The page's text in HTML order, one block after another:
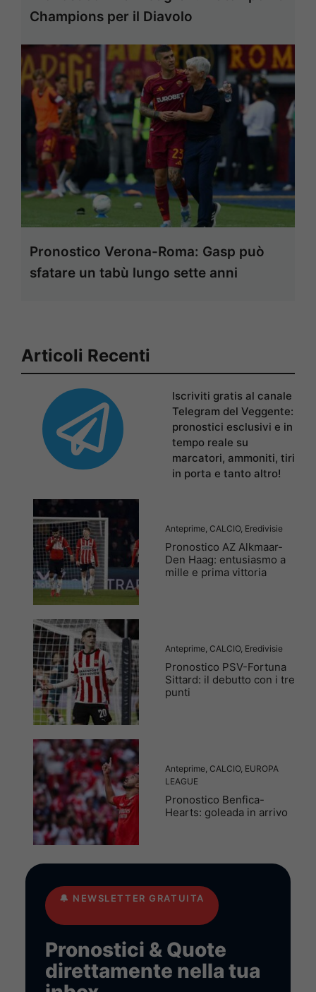
Champions per il Diavolo
Pronostico Verona-Roma: Gasp può
sfatare un tabù lungo sette anni
Articoli Recenti
Iscriviti gratis al canale
Telegram del Veggente:
pronostici esclusivi e in
tempo reale su
marcatori, ammoniti, tiri
in porta e tanto altro!
Anteprime CALCIO, Eredivisie
Pronostico AZ Alkmaar-
Den Haag: entusiasmo a
mille e prima vittoria
Anteprime CALCIO, Eredivisie
Pronostico PSV-Fortuna
Sittard: il debutto con i tre
punti
Anteprime CALCIO, EUROPA
LEAGUE
Pronostico Benfica-
Hearts: goleada in arrivo
🔔 NEWSLETTER GRATUITA
Pronostici & Quote
direttamente nella tua